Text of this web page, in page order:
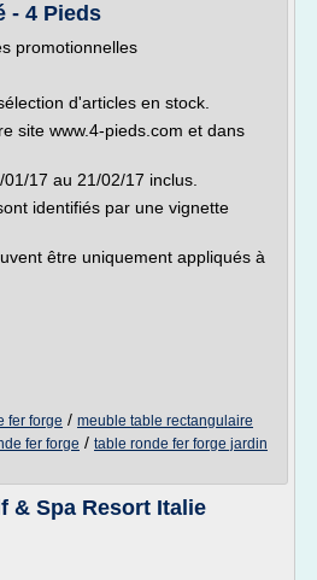
- 4 Pieds
promotionnelles
d'articles en stock.
site www.4-pieds.com et dans
17 au 21/02/17 inclus.
identifiés par une vignette
être uniquement appliqués à
fer forge / meuble table rectangulaire
fer forge / table ronde fer forge jardin
& Spa Resort Italie